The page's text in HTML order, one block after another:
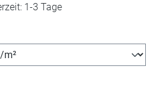
1-3 Tage